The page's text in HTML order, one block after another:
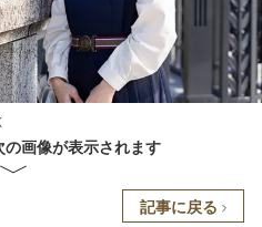
画像が表示されます
記事に戻る